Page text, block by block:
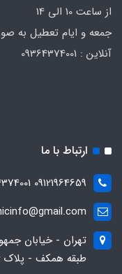
از ساعت 10 الی 14
جمعه و ایام تعطیل به
ارتباط با ما
09121964659 09364374001 ۰۲۱۶۶۷۶۵۰۸۳
تهران - خیابان
طبقه همکف - پلاک ۶